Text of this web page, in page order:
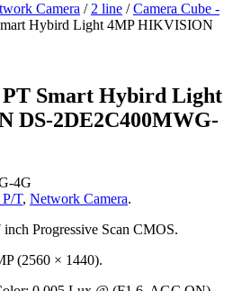
Camera /2 line /Camera Cube -
Hybird Light 4MP HIKVISION
Smart Hybird Light
DS-2DE2C400MWG-
4G
P/T, Network Camera.
Progressive Scan CMOS.
(2560 × 1440).